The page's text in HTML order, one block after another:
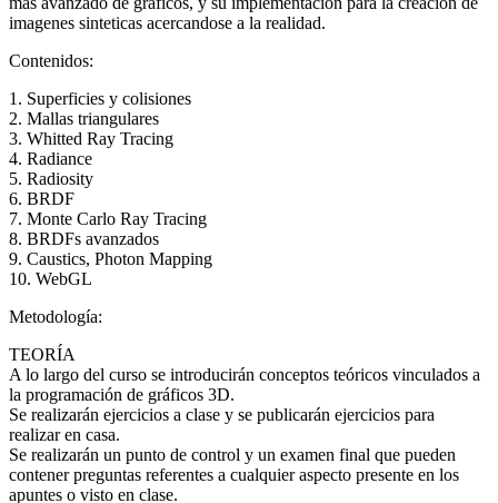
imagenes sinteticas acercandose a la realidad.
Contenidos:
1. Superficies y colisiones
2. Mallas triangulares
3. Whitted Ray Tracing
4. Radiance
5. Radiosity
6. BRDF
7. Monte Carlo Ray Tracing
8. BRDFs avanzados
9. Caustics, Photon Mapping
10. WebGL
Metodología:
TEORÍA
A lo largo del curso se introducirán conceptos teóricos vinculados a
la programación de gráficos 3D.
Se realizarán ejercicios a clase y se publicarán ejercicios para
realizar en casa.
Se realizarán un punto de control y un examen final que pueden
contener preguntas referentes a cualquier aspecto presente en los
apuntes o visto en clase.